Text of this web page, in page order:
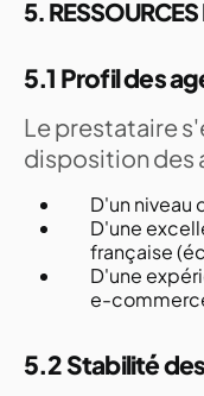
5.
5.1 Profil des
Le prestataire
disposition des
D'un niveau
D'une
française
D'une
e-
5.2 Stabilité